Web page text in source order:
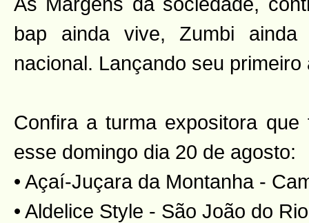
bap ainda vive, Zumbi
nacional. Lançando seu
Confira a turma expositora
esse domingo dia 20 de agosto:
• Açaí-Juçara da Montanha -
• Aldelice Style - São João do